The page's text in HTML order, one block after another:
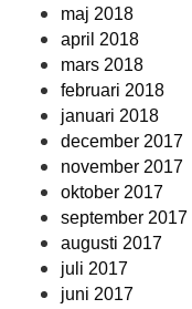
maj 2018
april 2018
mars 2018
februari 2018
januari 2018
december 2017
november 2017
oktober 2017
september 2017
augusti 2017
juli 2017
juni 2017